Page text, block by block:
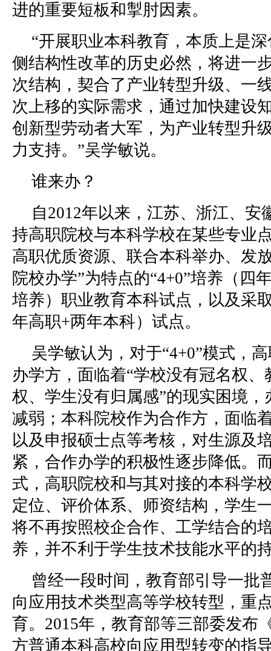
进的重要短板和掣肘因素。
“开展职业本科教育，本质上是
侧结构性改革的历史必然，将进一
次结构，契合了产业转型升级、一
次上移的实际需求，通过加快建设
创新型劳动者大军，为产业转型升
力支持。”吴学敏说。
谁来办？
自2012年以来，江苏、浙江、安
持高职院校与本科学校在某些专业
高职优质资源、联合本科举办、发
院校办学”为特点的“4+0”培养（四
培养）职业教育本科试点，以及采
年高职+两年本科）试点。
吴学敏认为，对于“4+0”模式，
办学方，面临着“学校没有冠名权、
权、学生没有归属感”的现实困境，
减弱；本科院校作为合作方，面临
以及申报硕士点等考核，对生源及
紧，合作办学的积极性逐步降低。
式，高职院校和与其对接的本科学
定位、评价体系、师资结构，学生
将不再按照校企合作、工学结合的
养，并不利于学生技术技能水平的
曾经一段时间，教育部引导一批
向应用技术类型高等学校转型，重
育。2015年，教育部等三部委发布
方普通本科高校向应用型转变的指